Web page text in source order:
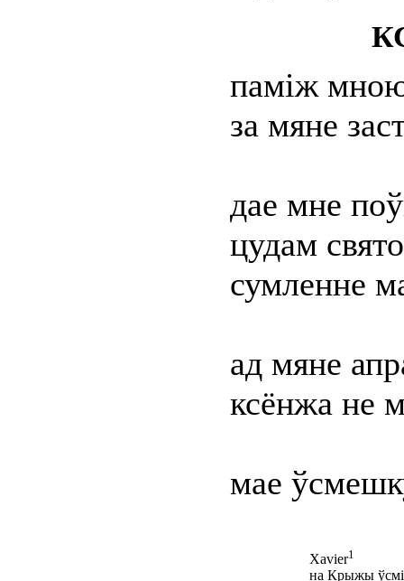
паміж
за мяне
дае мне
цудам
сумленне
ад мяне
ксёнжа не
мае
Xavier1
на Крыжы